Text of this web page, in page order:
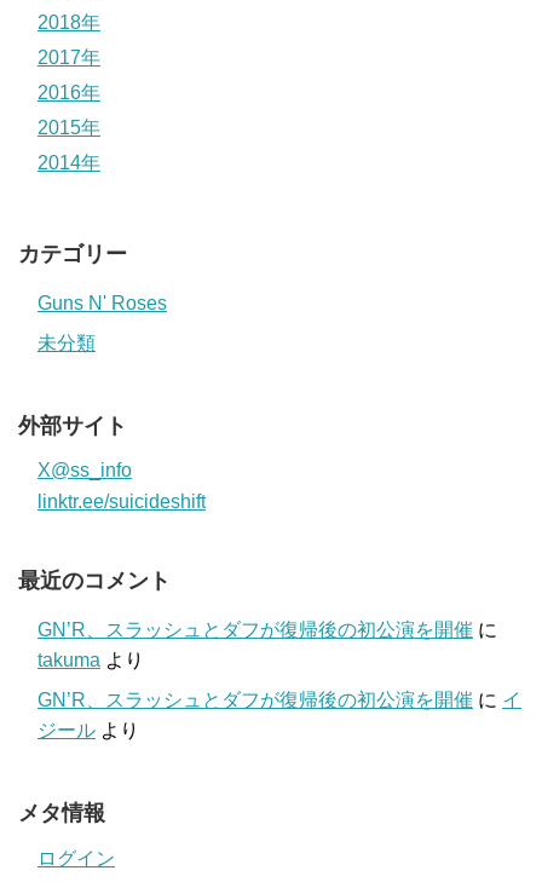
2018年
2017年
2016年
2015年
2014年
カテゴリー
Guns N' Roses
未分類
外部サイト
X@ss_info
linktr.ee/suicideshift
最近のコメント
GN’R、スラッシュとダフが復帰後の初公演を開催 に
takuma より
GN’R、スラッシュとダフが復帰後の初公演を開催 に イ
ジール より
メタ情報
ログイン